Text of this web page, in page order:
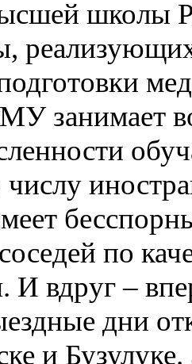
школы
занимает
числу
по
И вдруг –
дни
и